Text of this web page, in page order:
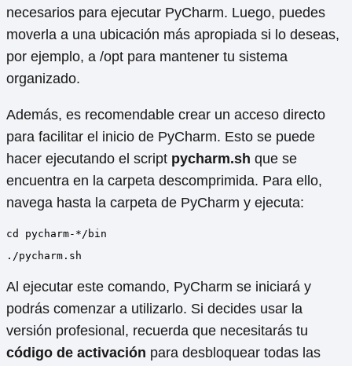
necesarios para ejecutar PyCharm. Luego, puedes
moverla a una ubicación más apropiada si lo deseas,
por ejemplo, a /opt para mantener tu sistema
organizado.
Además, es recomendable crear un acceso directo
para facilitar el inicio de PyCharm. Esto se puede
hacer ejecutando el script pycharm.sh que se
encuentra en la carpeta descomprimida. Para ello,
navega hasta la carpeta de PyCharm y ejecuta:
cd pycharm-*/bin
./pycharm.sh
Al ejecutar este comando, PyCharm se iniciará y
podrás comenzar a utilizarlo. Si decides usar la
versión profesional, recuerda que necesitarás tu
código de activación para desbloquear todas las